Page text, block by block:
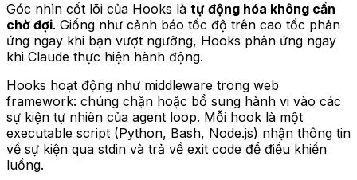
Góc nhìn cốt lõi của Hooks là tự động hóa không cần
chờ đợi. Giống như cảnh báo tốc độ trên cao tốc phản
ứng ngay khi bạn vượt ngưỡng, Hooks phản ứng ngay
khi Claude thực hiện hành động.
Hooks hoạt động như middleware trong web
framework: chúng chặn hoặc bổ sung hành vi vào các
sự kiện tự nhiên của agent loop. Mỗi hook là một
executable script (Python, Bash, Node.js) nhận thông tin
về sự kiện qua stdin và trả về exit code để điều khiển
luồng.